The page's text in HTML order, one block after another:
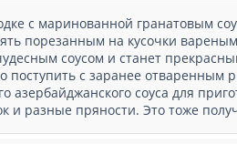
с маринованной гранатовым
порезанным на кусочки
соусом и станет
поступить с заранее отваренным
азербайджанского соуса для
и разные пряности. Это тоже